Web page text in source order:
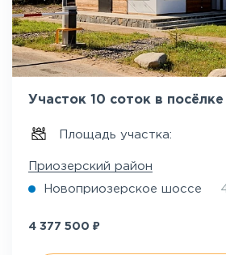
Участок 10 соток в
Площадь участка:
Приозерский район
Новоприозерское шоссе
4 377 500 ₽